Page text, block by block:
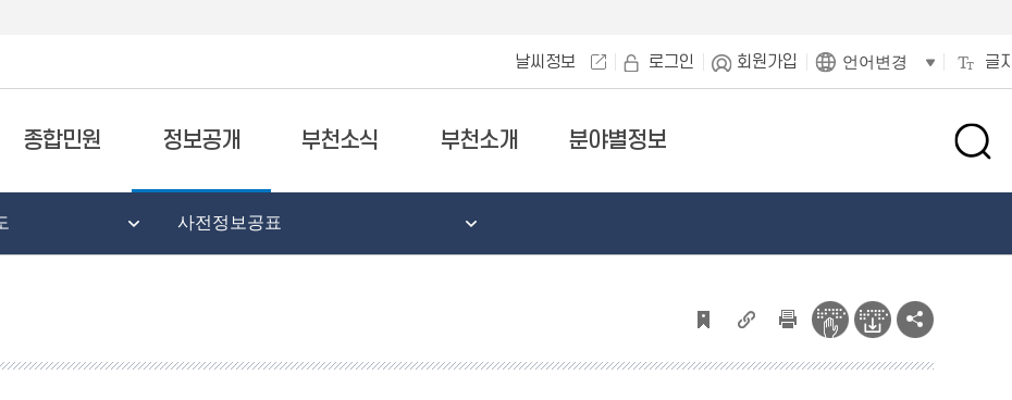
날씨정보 로그인 회원가입 언어변경 글
종합민원 정보공개 부천소식 부천소개 분야별정보
검
창
사전정보공표